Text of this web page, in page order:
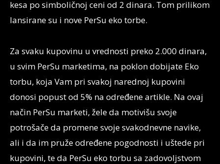
kesa po simboličnoj ceni od 2 dinara. Tom prilikom
lansirane su i nove PerSu eko torbe.
Za svaku kupovinu u vrednosti preko 2.000 dinara,
u svim PerSu marketima, na poklon dobijate Eko
torbu, koja Vam pri svakoj narednoj kupovini
donosi popust od 5% na određene artikle. Na ovaj
način PerSu marketi, žele da motivišu svoje
potrošače da promene svoje svakodnevne navike,
ali i da im pruže određene pogodnosti i uštede pri
kupovini, te da PerSu eko torbu sa zadovoljstvom